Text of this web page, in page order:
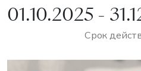
01.10.2025 -
Срок